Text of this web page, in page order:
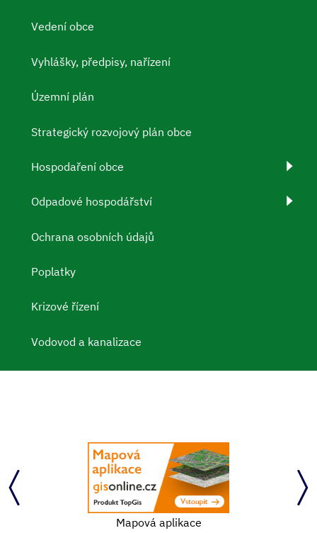
Vedení obce
Vyhlášky, předpisy, nařízení
Územní plán
Strategický rozvojový plán obce
Hospodaření obce
Odpadové hospodářství
Ochrana osobních údajů
Poplatky
Krizové řízení
Vodovod a kanalizace
Mapová aplikace